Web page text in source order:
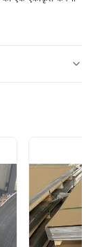
Z275 जस्ती